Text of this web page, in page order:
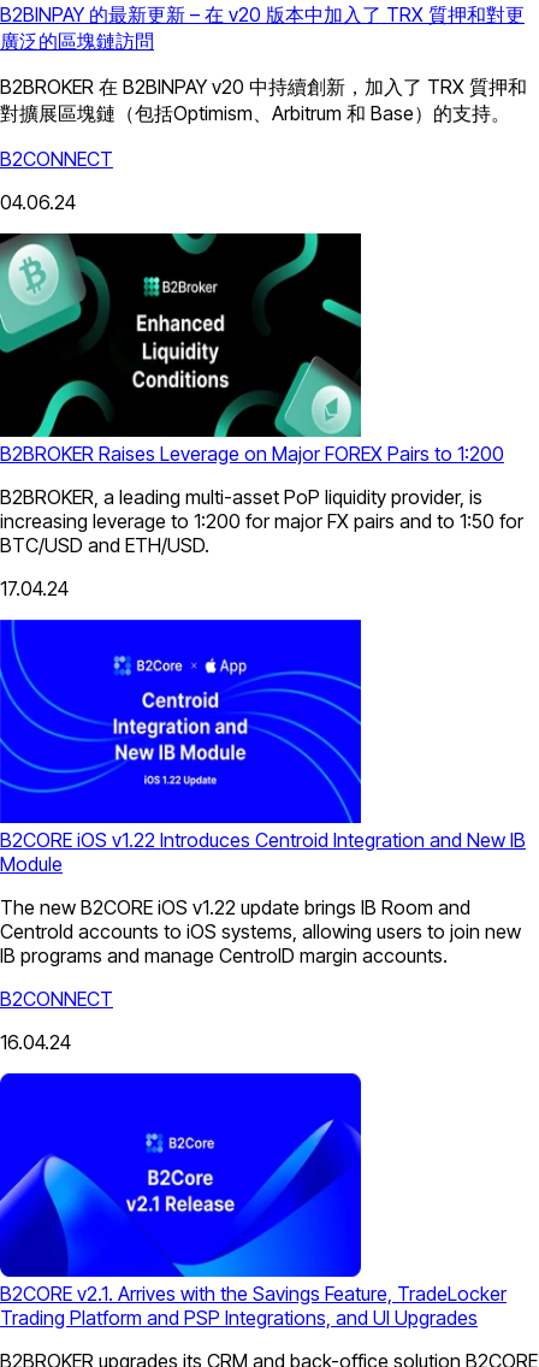
B2BINPAY 的最新更新 – 在 v20 版本中加入了 TRX 質押和對更
廣泛的區塊鏈訪問
B2BROKER 在 B2BINPAY v20 中持續創新，加入了 TRX 質押和
對擴展區塊鏈（包括Optimism、Arbitrum 和 Base）的支持。
B2CONNECT
04.06.24
B2BROKER Raises Leverage on Major FOREX Pairs to 1:200
B2BROKER, a leading multi-asset PoP liquidity provider, is
increasing leverage to 1:200 for major FX pairs and to 1:50 for
BTC/USD and ETH/USD.
17.04.24
B2CORE iOS v1.22 Introduces Centroid Integration and New IB
Module
The new B2CORE iOS v1.22 update brings IB Room and
CentroId accounts to iOS systems, allowing users to join new
IB programs and manage CentroID margin accounts.
B2CONNECT
16.04.24
B2CORE v2.1. Arrives with the Savings Feature, TradeLocker
Trading Platform and PSP Integrations, and UI Upgrades
B2BROKER upgrades its CRM and back-office solution B2CORE